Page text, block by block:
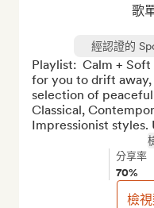
歌
經認證的
Playlist:  Calm +
for you to drift
selection of
Classical,
Impressionist styles.
分享率
70%
檢